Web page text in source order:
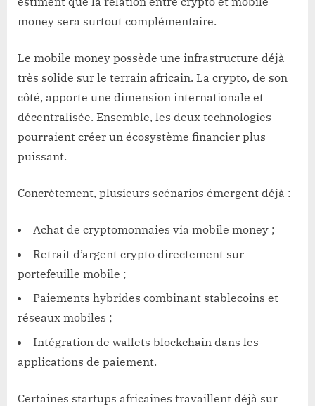
money sera surtout complémentaire.
Le mobile money possède une infrastructure déjà
très solide sur le terrain africain. La crypto, de son
côté, apporte une dimension internationale et
décentralisée. Ensemble, les deux technologies
pourraient créer un écosystème financier plus
puissant.
Concrètement, plusieurs scénarios émergent déjà :
Achat de cryptomonnaies via mobile money ;
Retrait d’argent crypto directement sur
portefeuille mobile ;
Paiements hybrides combinant stablecoins et
réseaux mobiles ;
Intégration de wallets blockchain dans les
applications de paiement.
Certaines startups africaines travaillent déjà sur